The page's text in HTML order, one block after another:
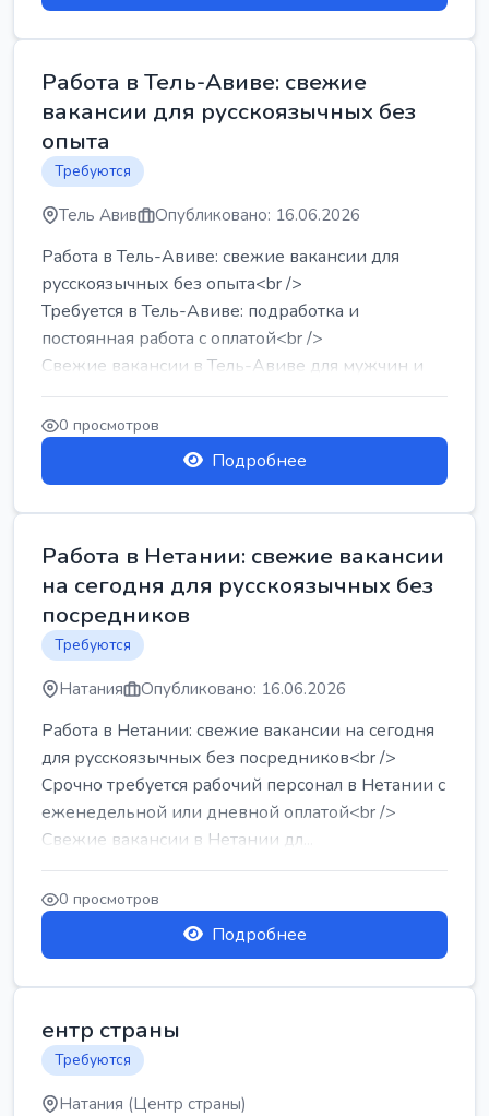
Работа в Тель-Авиве: свежие
вакансии для русскоязычных без
опыта
Требуются
Тель Авив Опубликовано: 16.06.2026
Работа в Тель-Авиве: свежие вакансии для
русскоязычных без опыта<br />
Требуется в Тель-Авиве: подработка и
постоянная работа с оплатой<br />
Свежие вакансии в Тель-Авиве для мужчин и
женщин от хозя...
0 просмотров
Подробнее
Работа в Нетании: свежие вакансии
на сегодня для русскоязычных без
посредников
Требуются
Натания Опубликовано: 16.06.2026
Работа в Нетании: свежие вакансии на сегодня
для русскоязычных без посредников<br />
Срочно требуется рабочий персонал в Нетании с
еженедельной или дневной оплатой<br />
Свежие вакансии в Нетании дл...
0 просмотров
Подробнее
ентр страны
Требуются
Натания (Центр страны)